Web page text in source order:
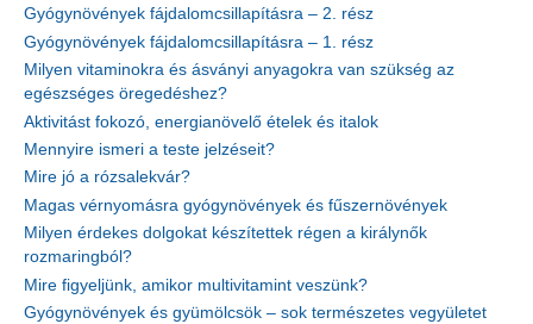
Gyógynövények fájdalomcsillapításra – 2. rész
Gyógynövények fájdalomcsillapításra – 1. rész
Milyen vitaminokra és ásványi anyagokra van szükség az
egészséges öregedéshez?
Aktivitást fokozó, energianövelő ételek és italok
Mennyire ismeri a teste jelzéseit?
Mire jó a rózsalekvár?
Magas vérnyomásra gyógynövények és fűszernövények
Milyen érdekes dolgokat készítettek régen a királynők
rozmaringból?
Mire figyeljünk, amikor multivitamint veszünk?
Gyógynövények és gyümölcsök – sok természetes vegyületet